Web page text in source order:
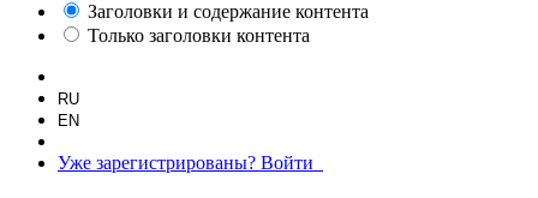
Заголовки и содержание контента
Только заголовки контента
RU
EN
Уже зарегистрированы? Войти